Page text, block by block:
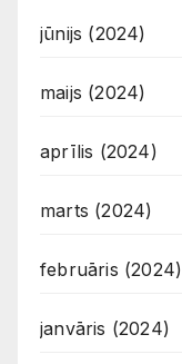
jūnijs (2024)
maijs (2024)
aprīlis (2024)
marts (2024)
februāris (2024)
janvāris (2024)